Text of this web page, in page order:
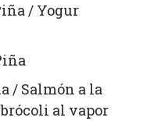
/ Yogur
/ Salmón a la
al vapor